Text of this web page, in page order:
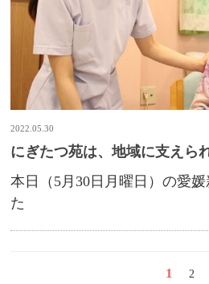
2022.05.30
にぎたつ苑は、地域に支えら
本日（5月30日月曜日）の愛
た
1 2